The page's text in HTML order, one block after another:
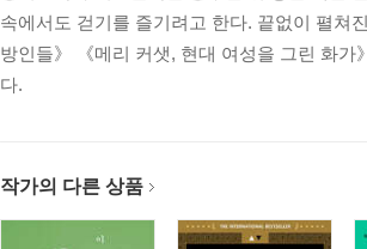
속에서도 걷기를 즐기려고 한다. 끝없이 펼쳐
방인들》 《메리 커샛, 현대 여성을 그린 화
다.
작가의 다른 상품